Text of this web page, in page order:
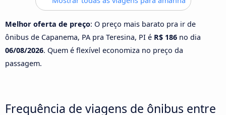
Melhor oferta de preço: O preço mais barato pra ir de
ônibus de Capanema, PA pra Teresina, PI é R$ 186 no dia
06/08/2026. Quem é flexível economiza no preço da
passagem.
Frequência de viagens de ônibus entre